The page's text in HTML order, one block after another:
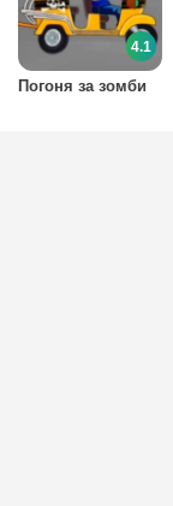
Погоня за зомби
4.1